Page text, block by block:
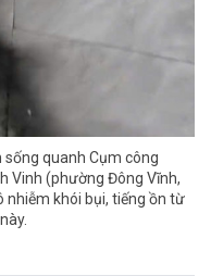
sống quanh Cụm công
Vinh (phường Đông Vĩnh,
nhiễm khói bụi, tiếng ồn từ